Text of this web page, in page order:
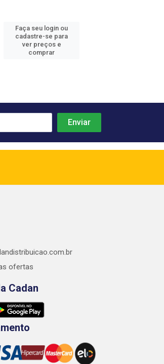
Faça seu login ou
cadastre-se para
ver preços e
comprar
ofertas
Cadan